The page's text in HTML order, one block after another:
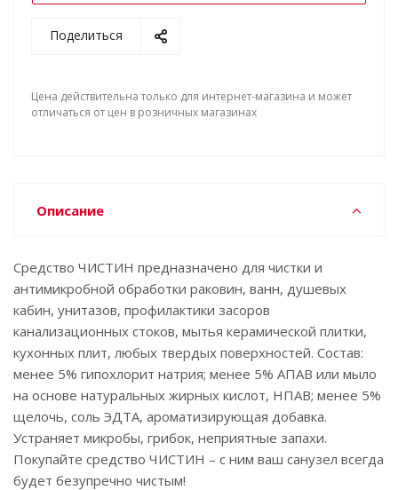
Поделиться
Цена действительна только для интернет-магазина и может
отличаться от цен в розничных магазинах
Описание
Средство ЧИСТИН предназначено для чистки и
антимикробной обработки раковин, ванн, душевых
кабин, унитазов, профилактики засоров
канализационных стоков, мытья керамической плитки,
кухонных плит, любых твердых поверхностей. Состав:
менее 5% гипохлорит натрия; менее 5% АПАВ или мыло
на основе натуральных жирных кислот, НПАВ; менее 5%
щелочь, соль ЭДТА, ароматизирующая добавка.
Устраняет микробы, грибок, неприятные запахи.
Покупайте средство ЧИСТИН – с ним ваш санузел всегда
будет безупречно чистым!